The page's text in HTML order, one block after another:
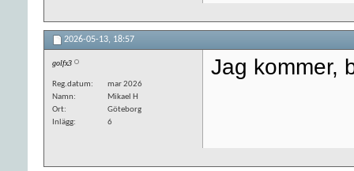
2026-05-13, 18:57
golfx3
Reg.datum
mar 2026
Namn
Mikael H
Ort
Göteborg
Inlägg
6
Jag kommer,